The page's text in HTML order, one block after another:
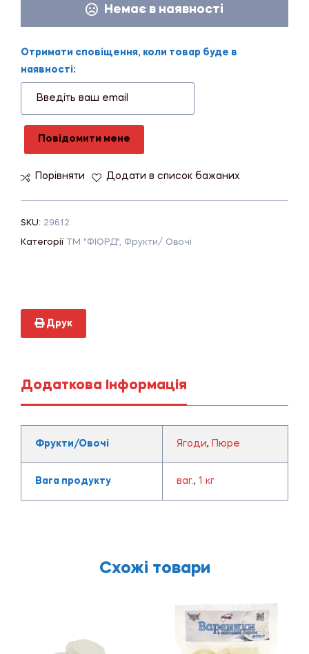
Немає в наявності
Отримати сповіщення, коли товар буде в
наявності:
Повідомити мене
Порівняти Додати в список бажаних
SKU: 29612
Категорії ТМ "ФІОРД", Фрукти/ Овочі
Друк
Додаткова Інформація
Фрукти/Овочі Ягоди, Пюре
Вага продукту ваг., 1 кг
Схожі товари